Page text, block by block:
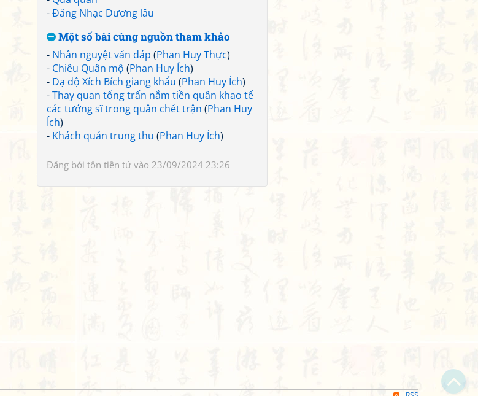
-Đăng Nhạc Dương lâu
Một số bài cùng nguồn tham khảo
- Nhân nguyệt vấn đáp (Phan Huy Thực)
- Chiêu Quân mộ (Phan Huy Ích)
- Dạ độ Xích Bích giang khẩu (Phan Huy Ích)
-Thay quan tổng trấn nắm tiền quân khao tế
các tướng sĩ trong quân chết trận (Phan Huy
Ích)
- Khách quán trung thu (Phan Huy Ích)
Đăng bởi tôn tiền tửvào 23/09/2024 23:26
Chỉ dẫn làm quen Xem sau Không hiện lại